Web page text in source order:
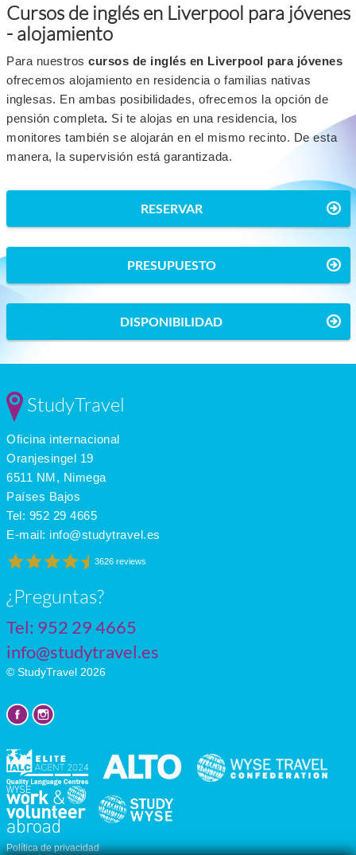
Cursos de inglés en Liverpool para jóvenes
- alojamiento
Para nuestros cursos de inglés en Liverpool para jóvenes
ofrecemos alojamiento en residencia o familias nativas
inglesas. En ambas posibilidades, ofrecemos la opción de
pensión completa. Si te alojas en una residencia, los
monitores también se alojarán en el mismo recinto. De esta
manera, la supervisión está garantizada.
RESERVAR
PRESUPUESTO
DISPONIBILIDAD
StudyTravel
Oficina internacional
Oranjesingel 19
6511 NM, Nimega
Países Bajos
Tel: 952 29 4665
E-mail: info@studytravel.es
3626 reviews
¿Preguntas?
Tel: 952 29 4665
info@studytravel.es
© StudyTravel 2026
Política de privacidad